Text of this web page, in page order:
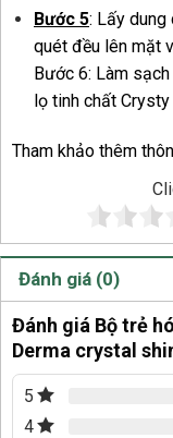
Bước 5: Lấy
quét đều lên mặt
Bước 6: Làm
lọ tinh chất
Tham khảo thêm
Đánh giá (0)
Đánh giá Bộ trẻ
Derma crystal
5
4